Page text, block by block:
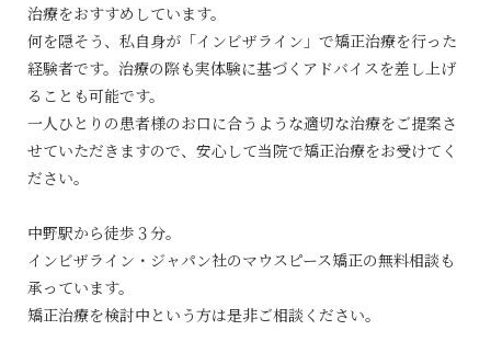
治療をおすすめしています。
何を隠そう、私自身が「インビザライン」で矯正治療を行った
経験者です。治療の際も実体験に基づくアドバイスを差し上げ
ることも可能です。
一人ひとりの患者様のお口に合うような適切な治療をご提案さ
せていただきますので、安心して当院で矯正治療をお受けてく
ださい。
中野駅から徒歩３分。
インビザライン・ジャパン社のマウスピース矯正の無料相談も
承っています。
矯正治療を検討中という方は是非ご相談ください。